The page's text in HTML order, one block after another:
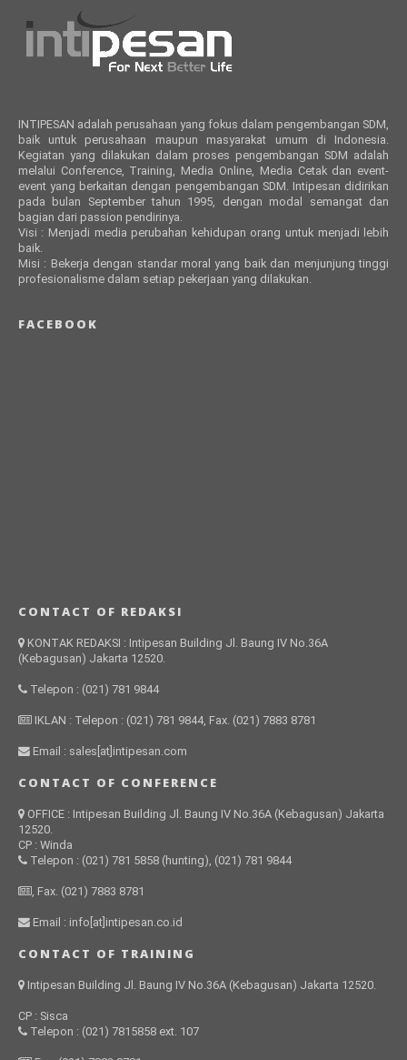
INTIPESAN adalah perusahaan yang fokus dalam pengembangan SDM,
baik untuk perusahaan maupun masyarakat umum di Indonesia.
Kegiatan yang dilakukan dalam proses pengembangan SDM adalah
melalui Conference, Training, Media Online, Media Cetak dan event-
event yang berkaitan dengan pengembangan SDM. Intipesan didirikan
pada bulan September tahun 1995, dengan modal semangat dan
bagian dari passion pendirinya.
Visi : Menjadi media perubahan kehidupan orang untuk menjadi lebih
baik.
Misi : Bekerja dengan standar moral yang baik dan menjunjung tinggi
profesionalisme dalam setiap pekerjaan yang dilakukan.
FACEBOOK
CONTACT OF REDAKSI
KONTAK REDAKSI : Intipesan Building Jl. Baung IV No.36A
(Kebagusan) Jakarta 12520.
Telepon : (021) 781 9844
IKLAN : Telepon : (021) 781 9844, Fax. (021) 7883 8781
Email : sales[at]intipesan.com
CONTACT OF CONFERENCE
OFFICE : Intipesan Building Jl. Baung IV No.36A (Kebagusan) Jakarta
12520.
CP : Winda
Telepon : (021) 781 5858 (hunting), (021) 781 9844
, Fax. (021) 7883 8781
Email : info[at]intipesan.co.id
CONTACT OF TRAINING
Intipesan Building Jl. Baung IV No.36A (Kebagusan) Jakarta 12520.
CP : Sisca
Telepon : (021) 7815858 ext. 107